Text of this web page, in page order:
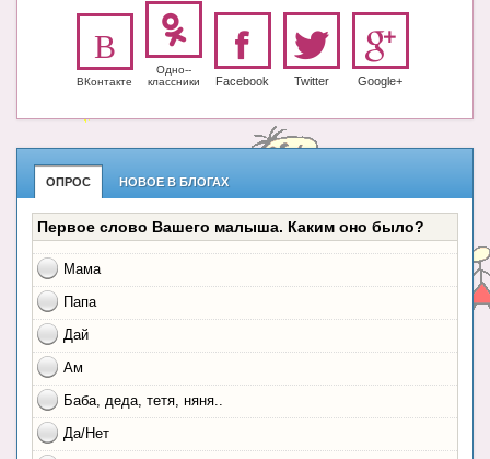
ВКонтакте
Одно-­
класс­ники
Facebook Twitter Google+
ОПРОС НОВОЕ В БЛОГАХ